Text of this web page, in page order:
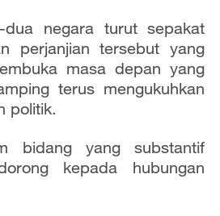
dua negara turut sepakat
perjanjian tersebut yang
masa depan yang
terus mengukuhkan
politik.
bidang yang substantif
kepada hubungan